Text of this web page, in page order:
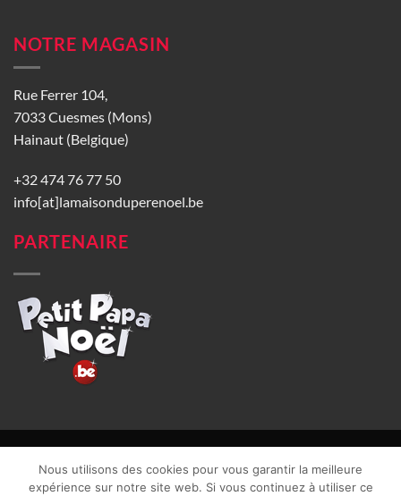
NOTRE MAGASIN
Rue Ferrer 104,
7033 Cuesmes (Mons)
Hainaut (Belgique)
+32 474 76 77 50
info[at]lamaisonduperenoel.be
PARTENAIRE
CGU| Vie privée| TVA : BE0840965749 | Site web réalisé par
Nous utilisons des cookies pour vous garantir la meilleure
expérience sur notre site web. Si vous continuez à utiliser ce